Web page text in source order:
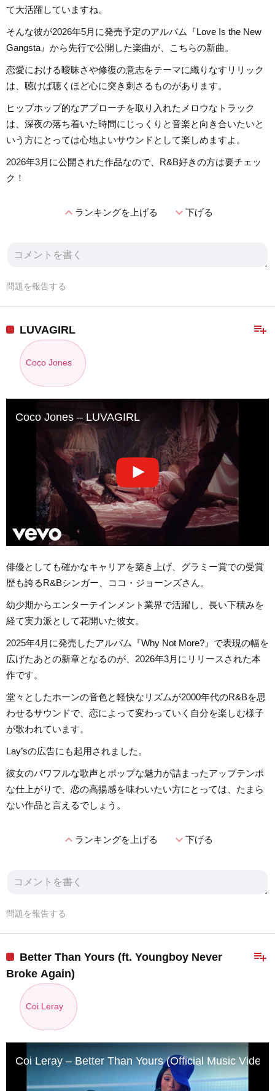
て大活躍していますね。
そんな彼が2026年5月に発売予定のアルバム『Love Is the New
Gangsta』から先行で公開した楽曲が、こちらの新曲。
恋愛における曖昧さや修復の意志をテーマに織りなすリリック
は、聴けば聴くほど心に突き刺さるものがあります。
ヒップホップ的なアプローチを取り入れたメロウなトラック
は、深夜の落ち着いた時間にじっくりと音楽と向き合いたいと
いう方にとっては心地よいサウンドとして楽しめますよ。
2026年3月に公開された作品なので、R&B好きの方は要チェッ
ク！
expand_lessランキングを上げる expand_more下げる
問題を報告する
playlist_add
LUVAGIRL
Coco Jones
Coco Jones – LUVAGIRL
俳優としても確かなキャリアを築き上げ、グラミー賞での受賞
歴も誇るR&Bシンガー、ココ・ジョーンズさん。
幼少期からエンターテインメント業界で活躍し、長い下積みを
経て実力派として花開いた彼女。
2025年4月に発売したアルバム『Why Not More?』で表現の幅を
広げたあとの新章となるのが、2026年3月にリリースされた本
作です。
堂々としたホーンの音色と軽快なリズムが2000年代のR&Bを思
わせるサウンドで、恋によって変わっていく自分を楽しむ様子
が歌われています。
Lay’sの広告にも起用されました。
彼女のパワフルな歌声とポップな魅力が詰まったアップテンポ
な仕上がりで、恋の高揚感を味わいたい方にとっては、たまら
ない作品と言えるでしょう。
expand_lessランキングを上げる expand_more下げる
問題を報告する
playlist_add
Better Than Yours (ft. Youngboy Never
Broke Again)
Coi Leray
Coi Leray – Better Than Yours (Official Music